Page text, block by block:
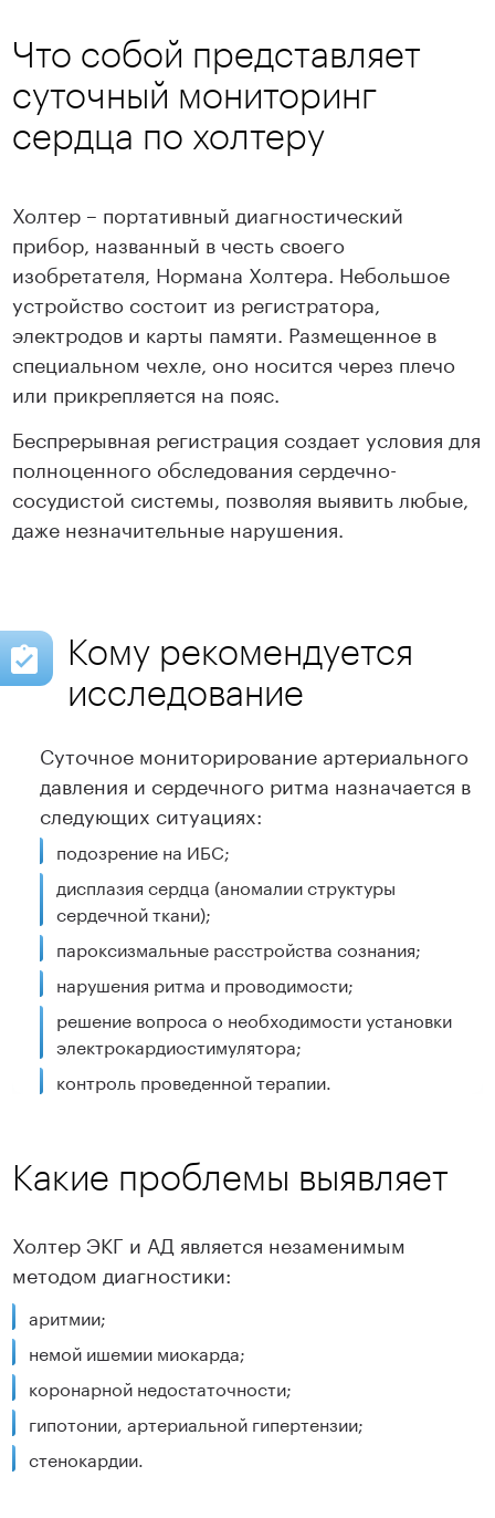
Что собой представляет
суточный мониторинг
сердца по холтеру
Холтер – портативный диагностический
прибор, названный в честь своего
изобретателя, Нормана Холтера. Небольшое
устройство состоит из регистратора,
электродов и карты памяти. Размещенное в
специальном чехле, оно носится через плечо
или прикрепляется на пояс.
Беспрерывная регистрация создает условия для
полноценного обследования сердечно-
сосудистой системы, позволяя выявить любые,
даже незначительные нарушения.
Кому рекомендуется
исследование
Суточное мониторирование артериального
давления и сердечного ритма назначается в
следующих ситуациях:
подозрение на ИБС;
дисплазия сердца (аномалии структуры
сердечной ткани);
пароксизмальные расстройства сознания;
нарушения ритма и проводимости;
решение вопроса о необходимости установки
электрокардиостимулятора;
контроль проведенной терапии.
Какие проблемы выявляет
Холтер ЭКГ и АД является незаменимым
методом диагностики:
аритмии;
немой ишемии миокарда;
коронарной недостаточности;
гипотонии, артериальной гипертензии;
стенокардии.